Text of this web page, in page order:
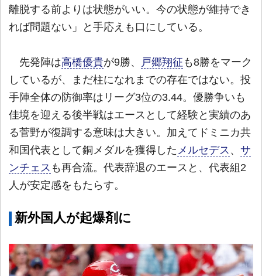
離脱する前よりは状態がいい。今の状態が維持でき
れば問題ない」と手応えも口にしている。
先発陣は高橋優貴が9勝、 戸郷翔征 も8勝をマーク
しているが、まだ柱になれまでの存在ではない。投
手陣全体の防御率はリーグ3位の3.44。優勝争いも
佳境を迎える後半戦はエースとして経験と実績のあ
る菅野が復調する意味は大きい。加えてドミニカ共
和国代表として銅メダルを獲得した メルセデス 、 サ
ンチェス も再合流。代表辞退のエースと、代表組2
人が安定感をもたらす。
新外国人が起爆剤に